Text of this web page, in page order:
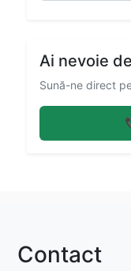
Ai nevoie
Sună-ne direct
Contact